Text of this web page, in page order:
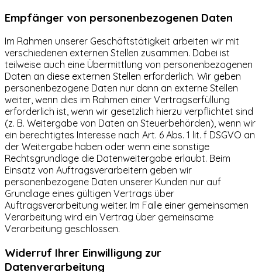
Empfänger von personenbezogenen Daten
Im Rahmen unserer Geschäftstätigkeit arbeiten wir mit
verschiedenen externen Stellen zusammen. Dabei ist
teilweise auch eine Übermittlung von personenbezogenen
Daten an diese externen Stellen erforderlich. Wir geben
personenbezogene Daten nur dann an externe Stellen
weiter, wenn dies im Rahmen einer Vertragserfüllung
erforderlich ist, wenn wir gesetzlich hierzu verpflichtet sind
(z. B. Weitergabe von Daten an Steuerbehörden), wenn wir
ein berechtigtes Interesse nach Art. 6 Abs. 1 lit. f DSGVO an
der Weitergabe haben oder wenn eine sonstige
Rechtsgrundlage die Datenweitergabe erlaubt. Beim
Einsatz von Auftragsverarbeitern geben wir
personenbezogene Daten unserer Kunden nur auf
Grundlage eines gültigen Vertrags über
Auftragsverarbeitung weiter. Im Falle einer gemeinsamen
Verarbeitung wird ein Vertrag über gemeinsame
Verarbeitung geschlossen.
Widerruf Ihrer Einwilligung zur
Datenverarbeitung